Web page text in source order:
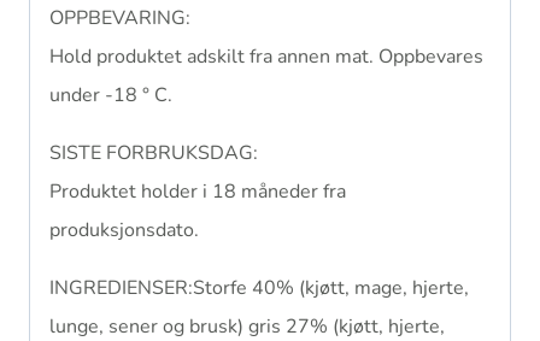
OPPBEVARING:
Hold produktet adskilt fra annen mat. Oppbevares
under -18 ° C.
SISTE FORBRUKSDAG:
Produktet holder i 18 måneder fra
produksjonsdato.
INGREDIENSER:Storfe 40% (kjøtt, mage, hjerte,
lunge, sener og brusk) gris 27% (kjøtt, hjerte,